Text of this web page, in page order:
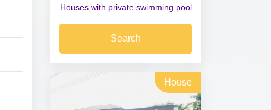
Houses with private swimming pool
Search
House